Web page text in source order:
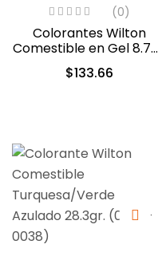
(0)
Colorantes Wilton
Comestible en Gel 8.7ml
c/u (601-5582)
$133.66